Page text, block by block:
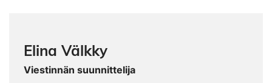
Elina Välkky
Viestinnän suunnittelija